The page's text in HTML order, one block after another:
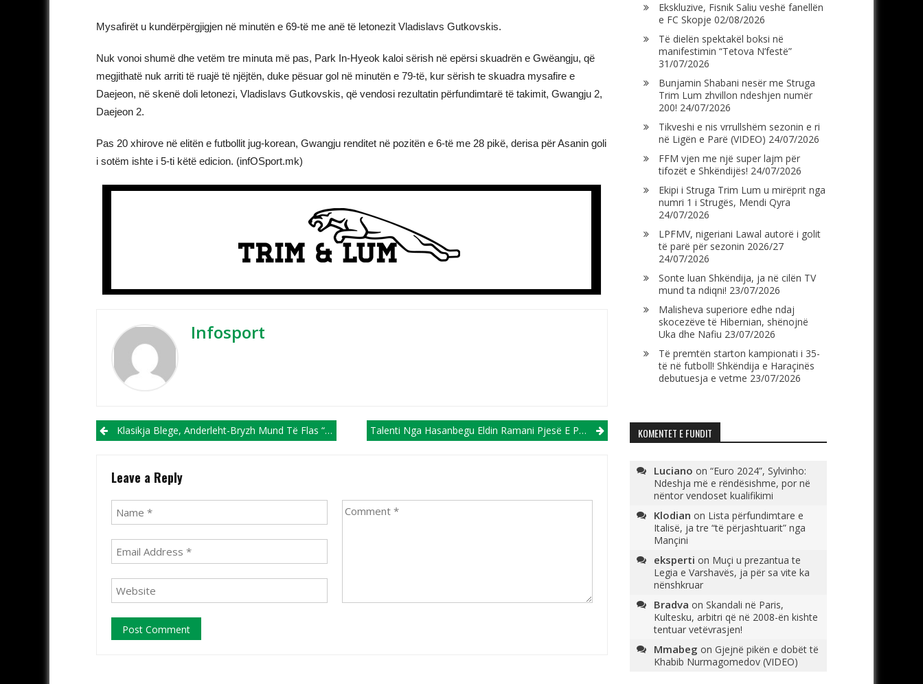
Mysafirët u kundërpërgjigjen në minutën e 69-të me anë të letonezit Vladislavs Gutkovskis.
Nuk vonoi shumë dhe vetëm tre minuta më pas, Park In-Hyeok kaloi sërish në epërsi skuadrën e Gwëangju, që
megjithatë nuk arriti të ruajë të njëjtën, duke pësuar gol në minutën e 79-të, kur sërish te skuadra mysafire e
Daejeon, në skenë doli letonezi, Vladislavs Gutkovskis, që vendosi rezultatin përfundimtarë të takimit, Gwangju 2,
Daejeon 2.
Pas 20 xhirove në elitën e futbollit jug-korean, Gwangju renditet në pozitën e 6-të me 28 pikë, derisa për Asanin goli
i sotëm ishte i 5-ti këtë edicion. (infOSport.mk)
Infosport
Post navigation
Klasikja Blege, Anderleht-Bryzh Mund Të Flas “kumanovarçe”! Talenti Nga Hasanbegu Eldin Ramani Pjesë E Provave Te Disa Skuadra Të Njohura Spanjolle!
Leave a Reply
Ekskluzive, Fisnik Saliu veshë fanellën
e FC Skopje 02/08/2026
Të dielën spektakël boksi në
manifestimin “Tetova N’festë”
31/07/2026
Bunjamin Shabani nesër me Struga
Trim Lum zhvillon ndeshjen numër
200! 24/07/2026
Tikveshi e nis vrrullshëm sezonin e ri
në Ligën e Parë (VIDEO) 24/07/2026
FFM vjen me një super lajm për
tifozët e Shkëndijës! 24/07/2026
Ekipi i Struga Trim Lum u mirëprit nga
numri 1 i Strugës, Mendi Qyra
24/07/2026
LPFMV, nigeriani Lawal autorë i golit
të parë për sezonin 2026/27
24/07/2026
Sonte luan Shkëndija, ja në cilën TV
mund ta ndiqni! 23/07/2026
Malisheva superiore edhe ndaj
skocezëve të Hibernian, shënojnë
Uka dhe Nafiu 23/07/2026
Të premtën starton kampionati i 35-
të në futboll! Shkëndija e Haraçinës
debutuesja e vetme 23/07/2026
KOMENTET E FUNDIT
Luciano on “Euro 2024”, Sylvinho:
Ndeshja më e rëndësishme, por në
nëntor vendoset kualifikimi
Klodian on Lista përfundimtare e
Italisë, ja tre “të përjashtuarit” nga
Mançini
eksperti on Muçi u prezantua te
Legia e Varshavës, ja për sa vite ka
nënshkruar
Bradva on Skandali në Paris,
Kultesku, arbitri që në 2008-ën kishte
tentuar vetëvrasjen!
Mmabeg on Gjejnë pikën e dobët të
Khabib Nurmagomedov (VIDEO)